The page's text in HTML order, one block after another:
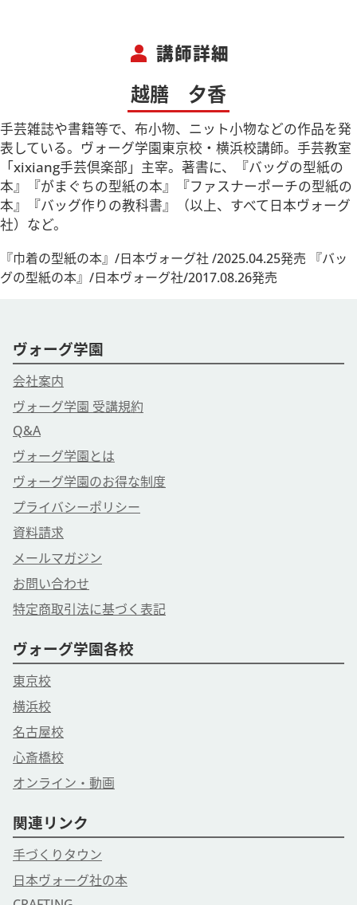
person 講師詳細
越膳 夕香
手芸雑誌や書籍等で、布小物、ニット小物などの作品を発
表している。ヴォーグ学園東京校・横浜校講師。手芸教室
「xixiang手芸倶楽部」主宰。著書に、『バッグの型紙の
本』『がまぐちの型紙の本』『ファスナーポーチの型紙の
本』『バッグ作りの教科書』（以上、すべて日本ヴォーグ
社）など。
『巾着の型紙の本』/日本ヴォーグ社 /2025.04.25発売 『バッ
グの型紙の本』/日本ヴォーグ社/2017.08.26発売
ヴォーグ学園
会社案内
ヴォーグ学園 受講規約
Q&A
ヴォーグ学園とは
ヴォーグ学園のお得な制度
プライバシーポリシー
資料請求
メールマガジン
お問い合わせ
特定商取引法に基づく表記
ヴォーグ学園各校
東京校
横浜校
名古屋校
心斎橋校
オンライン・動画
関連リンク
手づくりタウン
日本ヴォーグ社の本